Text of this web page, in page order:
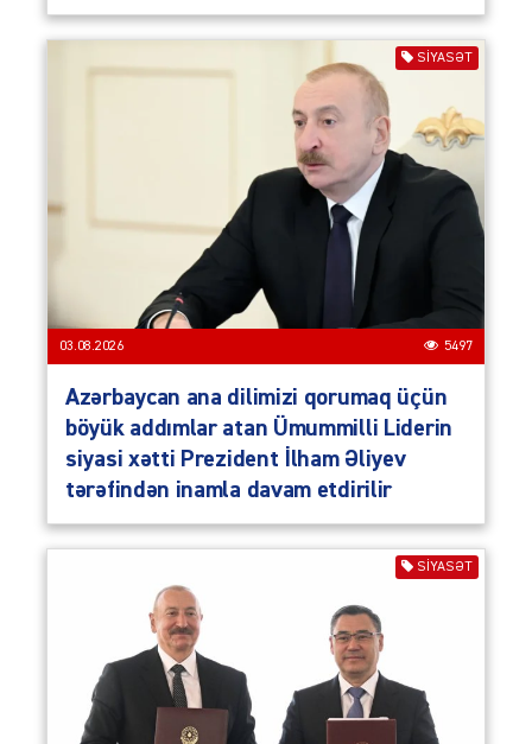
SIYASƏT
03.08.2026 5497
Azərbaycan ana dilimizi qorumaq üçün
böyük addımlar atan Ümummilli Liderin
siyasi xətti Prezident İlham Əliyev
tərəfindən inamla davam etdirilir
SIYASƏT